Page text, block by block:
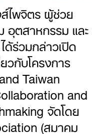
ไพจิตร ผู้ช่วย
อุตสาหกรรม และ
ร่วมกล่าวเปิด
วกับโครงการ
Taiwan
and
จัดโดย
(สมาคม